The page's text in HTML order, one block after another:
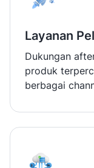
Layanan
Dukungan
produk
berbagai